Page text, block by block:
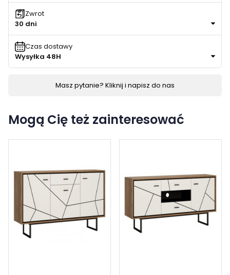
Zwrot
30 dni
Czas dostawy
Wysyłka 48H
Masz pytanie? Kliknij i napisz do nas
Mogą Cię też zainteresować